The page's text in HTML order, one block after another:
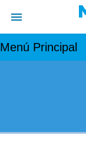
Menú Principal